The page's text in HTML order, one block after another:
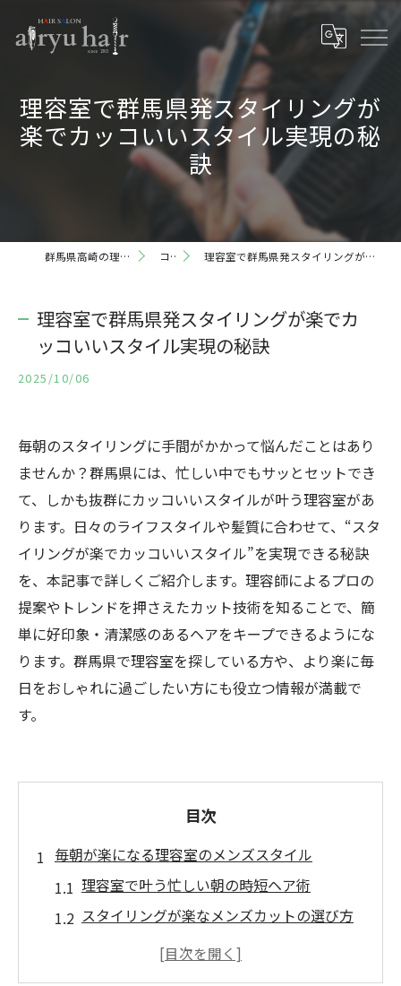
理容室で群馬県発スタイリングが
楽でカッコいいスタイル実現の秘
訣
群馬県高崎の理容室ならairyu hair コラム 理容室で群馬県発スタイリングが楽でカッコいいスタイル実現の秘訣
理容室で群馬県発スタイリングが楽でカ
ッコいいスタイル実現の秘訣
2025/10/06
毎朝のスタイリングに手間がかかって悩んだことはあり
ませんか？群馬県には、忙しい中でもサッとセットでき
て、しかも抜群にカッコいいスタイルが叶う理容室があ
ります。日々のライフスタイルや髪質に合わせて、“スタ
イリングが楽でカッコいいスタイル”を実現できる秘訣
を、本記事で詳しくご紹介します。理容師によるプロの
提案やトレンドを押さえたカット技術を知ることで、簡
単に好印象・清潔感のあるヘアをキープできるようにな
ります。群馬県で理容室を探している方や、より楽に毎
日をおしゃれに過ごしたい方にも役立つ情報が満載で
す。
目次
毎朝が楽になる理容室のメンズスタイル
理容室で叶う忙しい朝の時短ヘア術
スタイリングが楽なメンズカットの選び方
理容室おすすめの手間いらずスタイル特集